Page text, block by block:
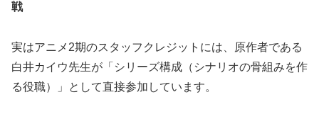
戦
実はアニメ2期のスタッフクレジットには、原作者である
白井カイウ先生が「シリーズ構成（シナリオの骨組みを作
る役職）」として直接参加しています。